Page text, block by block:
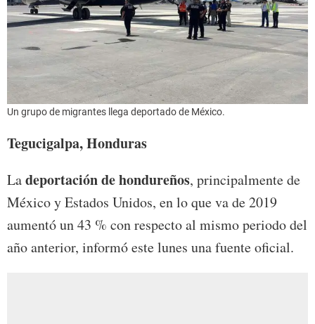
Un grupo de migrantes llega deportado de México.
Tegucigalpa, Honduras
Ladeportación de hondureños, principalmente de
México y Estados Unidos, en lo que va de 2019
aumentó un 43 % con respecto al mismo periodo del
año anterior, informó este lunes una fuente oficial.